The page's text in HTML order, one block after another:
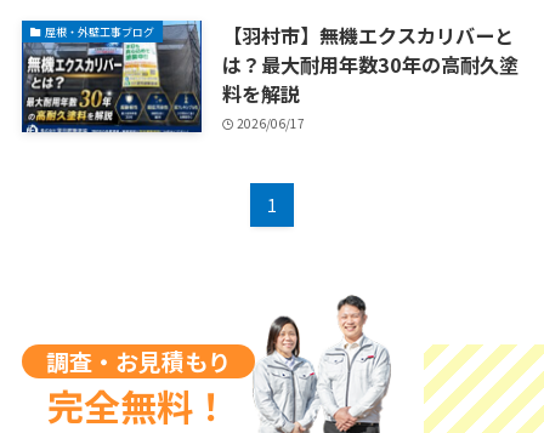
屋根・外壁工事ブログ
【羽村市】無機エクスカリバーと
は？最大耐用年数30年の高耐久塗
料を解説
2026/06/17
1
調査・お見積もり
完全無料！